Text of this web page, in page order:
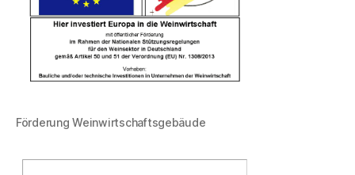
Förderung Weinwirtschaftsgebäude